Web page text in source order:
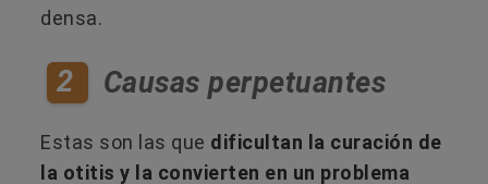
densa.
2 Causas perpetuantes
Estas son las que dificultan la curación de
la otitis y la convierten en un problema